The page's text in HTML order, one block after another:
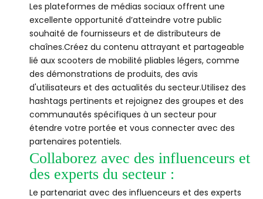
Les plateformes de médias sociaux offrent une
excellente opportunité d’atteindre votre public
souhaité de fournisseurs et de distributeurs de
chaînes.Créez du contenu attrayant et partageable
lié aux scooters de mobilité pliables légers, comme
des démonstrations de produits, des avis
d'utilisateurs et des actualités du secteur.Utilisez des
hashtags pertinents et rejoignez des groupes et des
communautés spécifiques à un secteur pour
étendre votre portée et vous connecter avec des
partenaires potentiels.
Collaborez avec des influenceurs et
des experts du secteur :
Le partenariat avec des influenceurs et des experts